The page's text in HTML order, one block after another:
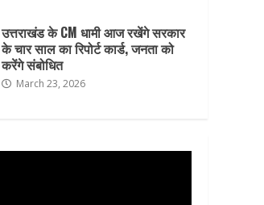
उत्तराखंड के CM धामी आज रखेंगे सरकार
के चार साल का रिपोर्ट कार्ड, जनता को
करेंगे संबोधित
March 23, 2026
6
जारी की एडवाइजरी
August 6, 2026
चारधाम यात्रा पर मौसम की
नजर: लगातार बारिश के बीच